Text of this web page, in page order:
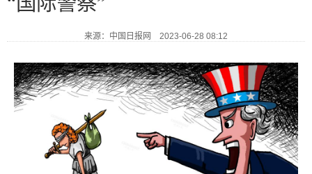
来源：中国日报网 2023-06-28 08:12